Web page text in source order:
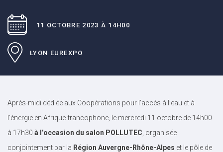
11 OCTOBRE 2023 À 14H00
LYON EUREXPO
Après-midi dédiée aux Coopérations pour l’accès à l’eau et à
l’énergie en Afrique francophone, le mercredi 11 octobre de 14h00
à 17h30 à l’occasion du salon POLLUTEC , organisée
conjointement par la Région Auvergne-Rhône-Alpes et le pôle de